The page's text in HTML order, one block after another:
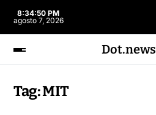
8:34:50 PM
agosto 7, 2026
Dot.news
Tag:MIT